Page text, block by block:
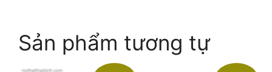
Sản phẩm tương tự